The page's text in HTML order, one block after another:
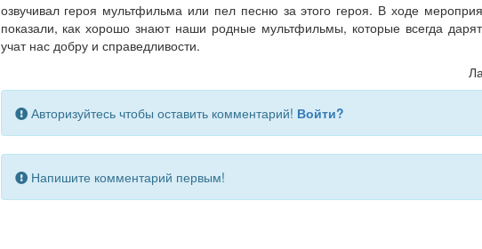
озвучивал героя мультфильма или пел песню за этого героя. В ходе
показали, как хорошо знают наши родные мультфильмы, которые всегда
учат нас добру и справедливости.
Авторизуйтесь чтобы оставить комментарий! Войти?
Напишите комментарий первым!